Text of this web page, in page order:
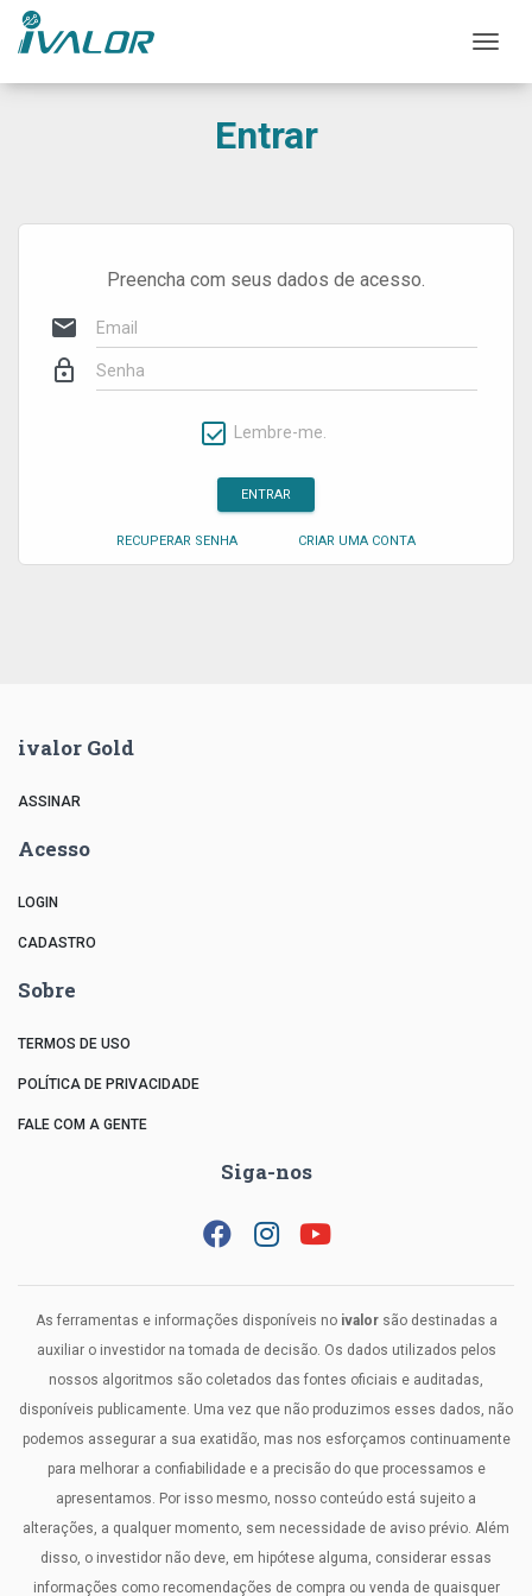
Entrar
Preencha com seus dados de acesso.
mail
lock_outline
Lembre-me.
ENTRAR
RECUPERAR SENHA CRIAR UMA CONTA
ivalor Gold
ASSINAR
Acesso
LOGIN
CADASTRO
Sobre
TERMOS DE USO
POLÍTICA DE PRIVACIDADE
FALE COM A GENTE
Siga-nos
As ferramentas e informações disponíveis no ivalorsão destinadas a
auxiliar o investidor na tomada de decisão. Os dados utilizados pelos
nossos algoritmos são coletados das fontes oficiais e auditadas,
disponíveis publicamente. Uma vez que não produzimos esses dados, não
podemos assegurar a sua exatidão, mas nos esforçamos continuamente
para melhorar a confiabilidade e a precisão do que processamos e
apresentamos. Por isso mesmo, nosso conteúdo está sujeito a
alterações, a qualquer momento, sem necessidade de aviso prévio. Além
disso, o investidor não deve, em hipótese alguma, considerar essas
informações como recomendações de compra ou venda de quaisquer